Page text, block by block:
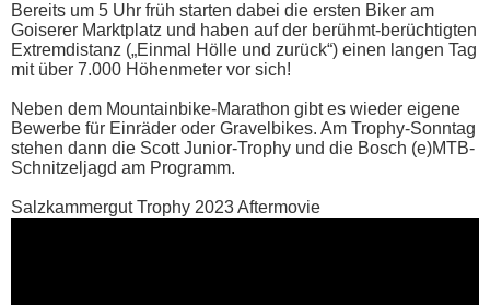
Bereits um 5 Uhr früh starten dabei die ersten Biker am
Goiserer Marktplatz und haben auf der berühmt-berüchtigten
Extremdistanz („Einmal Hölle und zurück“) einen langen Tag
mit über 7.000 Höhenmeter vor sich!
Neben dem Mountainbike-Marathon gibt es wieder eigene
Bewerbe für Einräder oder Gravelbikes. Am Trophy-Sonntag
stehen dann die Scott Junior-Trophy und die Bosch (e)MTB-
Schnitzeljagd am Programm.
Salzkammergut Trophy 2023 Aftermovie